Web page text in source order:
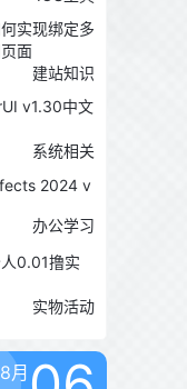
实现绑定多
面
建站知识
v1.30中文
系统相关
2024 v
办公学习
0.01撸实
实物活动
8月